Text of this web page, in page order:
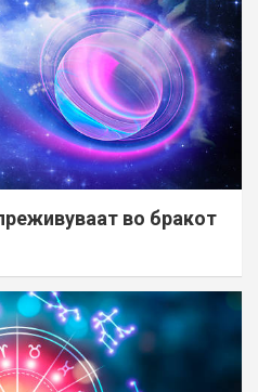
во бракот